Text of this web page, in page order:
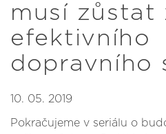
musí zůstat
efektivního
dopravního
10. 05. 2019
Pokračujeme v seriálu o